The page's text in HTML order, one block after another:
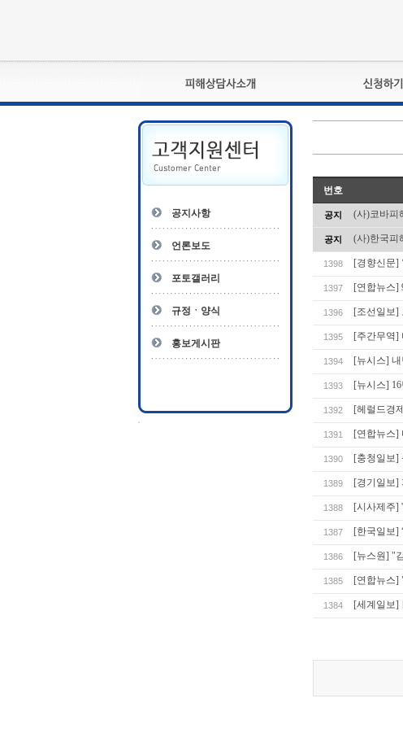
피해상담사란?
자격관리규정
상담사 자격증 확인
- 피해상담사 1급
- 전문수련감독자
- 전문수련기관
교육훈련
자격심사
자격복원
공지사항
언론보도
포토갤러리
규정ㆍ양식
홍보게시판
번호
공지 (사)코바피
공지 (사)한국피
1398 [경향신문]
1397 [연합뉴스]
1396 [조선일보]
1395 [주간무역]
1394 [뉴시스]
1393 [뉴시스]
1392 [헤럴드경
1391 [연합뉴스]
1390 [충청일보]
1389 [경기일보]
1388 [시사제주]
1387 [한국일보]
1386 [뉴스원] "
1385 [연합뉴스]
1384 [세계일보]